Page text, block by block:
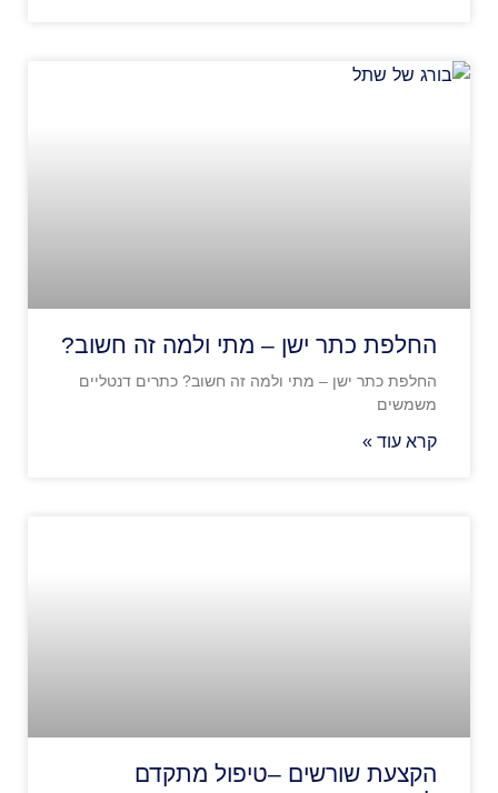
החלפת כתר ישן – מתי ולמה זה חשוב?
החלפת כתר ישן – מתי ולמה זה חשוב? כתרים דנטליים
משמשים
קרא עוד »
הקצעת שורשים –טיפול מתקדם